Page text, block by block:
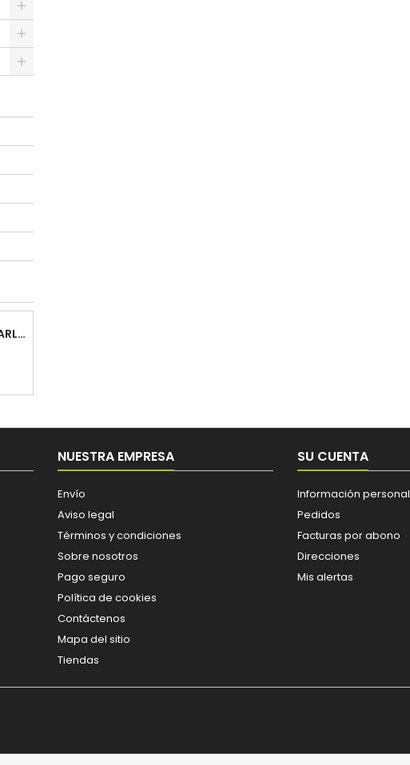
EVAPORATIVO GARLAND COOL 1530
NUESTRA EMPRESA
Envío
Aviso legal
Términos y condiciones
Sobre nosotros
Pago seguro
Política de cookies
Contáctenos
Mapa del sitio
Tiendas
SU CUENTA
Información personal
Pedidos
Facturas por abono
Direcciones
Mis alertas